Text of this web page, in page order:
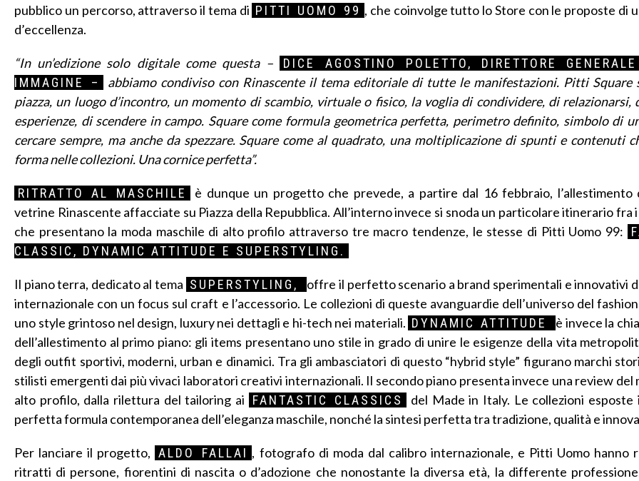
pubblico un percorso, attraverso il tema di PITTI UOMO 99 , che coinvolge tutto lo Store con le proposte di
d’eccellenza.
“In un’edizione solo digitale come questa –
DICE AGOSTINO POLETTO, DIRETTORE
IMMAGINE –
abbiamo condiviso con Rinascente il tema editoriale di tutte le manifestazioni. Pitti Square
piazza, un luogo d’incontro, un momento di scambio, virtuale o fisico, la voglia di condividere, di relazionarsi,
esperienze, di scendere in campo. Square come formula geometrica perfetta, perimetro definito, simbolo di
cercare sempre, ma anche da spezzare. Square come al quadrato, una moltiplicazione di spunti e contenuti
forma nelle collezioni. Una cornice perfetta”.
RITRATTO AL MASCHILE
è dunque un progetto che prevede, a partire dal 16 febbraio, l’allestimento
vetrine Rinascente affacciate su Piazza della Repubblica. All’interno invece si snoda un particolare itinerario fra
che presentano la moda maschile di alto profilo attraverso tre macro tendenze, le stesse di Pitti Uomo 99:
CLASSIC, DYNAMIC ATTITUDE E SUPERSTYLING.
Il piano terra, dedicato al tema SUPERSTYLING,
offre il perfetto scenario a brand sperimentali e innovativi
internazionale con un focus sul craft e l’accessorio. Le collezioni di queste avanguardie dell’universo del
uno style grintoso nel design, luxury nei dettagli e hi-tech nei materiali. DYNAMIC ATTITUDE
è invece la
dell’allestimento al primo piano: gli items presentano uno stile in grado di unire le esigenze della vita
degli outfit sportivi, moderni, urban e dinamici. Tra gli ambasciatori di questo “hybrid style” figurano marchi
stilisti emergenti dai più vivaci laboratori creativi internazionali. Il secondo piano presenta invece una review del
alto profilo, dalla rilettura del tailoring ai
FANTASTIC CLASSICS
del Made in Italy. Le collezioni esposte
perfetta formula contemporanea dell’eleganza maschile, nonché la sintesi perfetta tra tradizione, qualità e
Per lanciare il progetto, ALDO FALLAI , fotografo di moda dal calibro internazionale, e Pitti Uomo hanno
ritratti di persone, fiorentini di nascita o d’adozione che nonostante la diversa età, la differente